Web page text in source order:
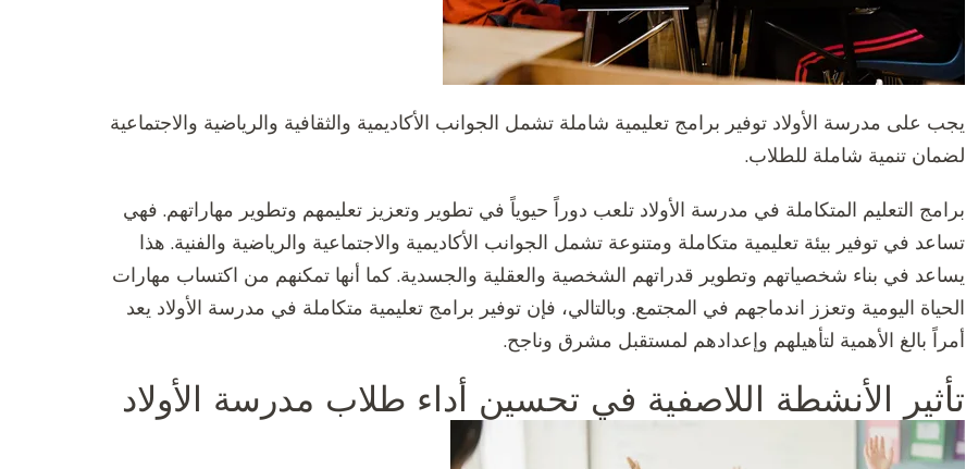
يجب على مدرسة الأولاد توفير برامج تعليمية شاملة تشمل الجوانب الأكاديمية والثقافية والرياضية والاجتماعية
لضمان تنمية شاملة للطلاب.
برامج التعليم المتكاملة في مدرسة الأولاد تلعب دوراً حيوياً في تطوير وتعزيز تعليمهم وتطوير مهاراتهم. فهي
تساعد في توفير بيئة تعليمية متكاملة ومتنوعة تشمل الجوانب الأكاديمية والاجتماعية والرياضية والفنية. هذا
يساعد في بناء شخصياتهم وتطوير قدراتهم الشخصية والعقلية والجسدية. كما أنها تمكنهم من اكتساب مهارات
الحياة اليومية وتعزز اندماجهم في المجتمع. وبالتالي، فإن توفير برامج تعليمية متكاملة في مدرسة الأولاد يعد
أمراً بالغ الأهمية لتأهيلهم وإعدادهم لمستقبل مشرق وناجح.
تأثير الأنشطة اللاصفية في تحسين أداء طلاب مدرسة الأولاد